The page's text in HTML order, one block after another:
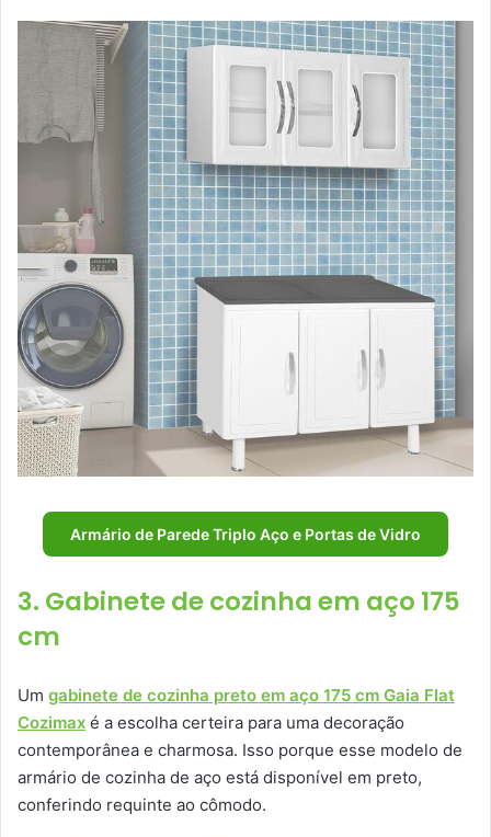
Armário de Parede Triplo Aço e Portas de Vidro
3. Gabinete de cozinha em aço 175
cm
Um gabinete de cozinha preto em aço 175 cm Gaia Flat
Cozimax é a escolha certeira para uma decoração
contemporânea e charmosa. Isso porque esse modelo de
armário de cozinha de aço está disponível em preto,
conferindo requinte ao cômodo.